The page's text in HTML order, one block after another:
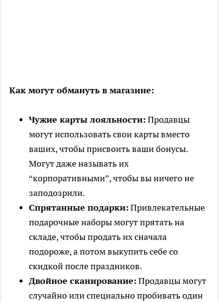
Как могут обмануть в магазине:
Чужие карты лояльности: Продавцы
могут использовать свои карты вместо
ваших, чтобы присвоить ваши бонусы.
Могут даже называть их
“корпоративными”, чтобы вы ничего не
заподозрили.
Спрятанные подарки: Привлекательные
подарочные наборы могут прятать на
складе, чтобы продать их сначала
подороже, а потом выкупить себе со
скидкой после праздников.
Двойное сканирование: Продавцы могут
случайно или специально пробивать один